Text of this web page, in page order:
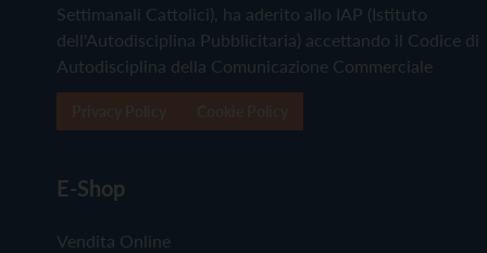
Settimanali Cattolici), ha aderito allo IAP (Istituto
dell'Autodisciplina Pubblicitaria) accettando il Codice di
Autodisciplina della Comunicazione Commerciale
E-Shop
Vendita Online